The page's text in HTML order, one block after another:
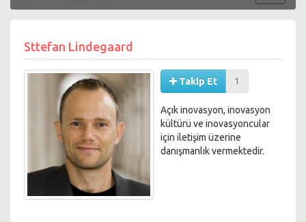
Sttefan Lindegaard
Takip Et 1
Açık inovasyon, inovasyon
kültürü ve inovasyoncular
için iletişim üzerine
danışmanlık vermektedir.